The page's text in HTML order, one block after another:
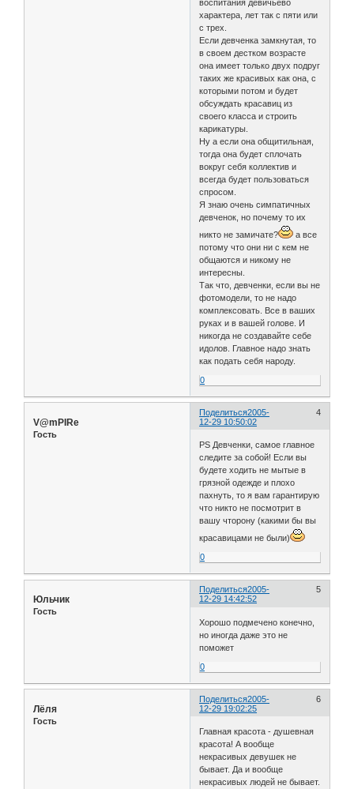
воспитания девичьево
характера, лет так с пяти или
с трех.
Если девченка замкнутая, то
в своем дестком возрасте
она имеет только двух подруг
таких же красивых как она, с
которыми потом и будет
обсуждать красавиц из
своего класса и строить
карикатуры.
Ну а если она общитильная,
тогда она будет сплочать
вокруг себя коллектив и
всегда будет пользоваться
спросом.
Я знаю очень симпатичных
девченок, но почему то их
никто не замичате?
а все
потому что они ни с кем не
общаются и никому не
интересны.
Так что, девченки, если вы не
фотомодели, то не надо
комплексовать. Все в ваших
руках и в вашей голове. И
никогда не создавайте себе
идолов. Главное надо знать
как подать себя народу.
0
Поделиться 4
2005-
12-29 10:50:02
V@mPIRe
Гость
PS Девченки, самое главное
следите за собой! Если вы
будете ходить не мытые в
грязной одежде и плохо
пахнуть, то я вам гарантирую
что никто не посмотрит в
вашу чторону (какими бы вы
красавицами не были)
0
Поделиться 5
2005-
12-29 14:42:52
Юльчик
Гость
Хорошо подмечено конечно,
но иногда даже это не
поможет
0
Поделиться 6
2005-
12-29 19:02:25
Лёля
Гость
Главная красота - душевная
красота! А вообще
некрасивых девушек не
бывает. Да и вообще
некрасивых людей не бывает.